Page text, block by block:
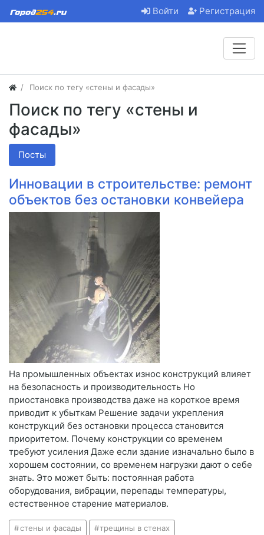
Войти Регистрация
Поиск по тегу «стены и фасады»
Поиск по тегу «стены и
фасады»
Посты
Инновации в строительстве: ремонт
объектов без остановки конвейера
На промышленных объектах износ конструкций влияет
на безопасность и производительность Но
приостановка производства даже на короткое время
приводит к убыткам Решение задачи укрепления
конструкций без остановки процесса становится
приоритетом. Почему конструкции со временем
требуют усиления Даже если здание изначально было в
хорошем состоянии, со временем нагрузки дают о себе
знать. Это может быть: постоянная работа
оборудования, вибрации, перепады температуры,
естественное старение материалов.
стены и фасады трещины в стенах